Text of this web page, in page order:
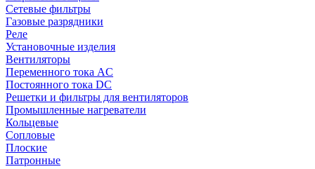
Сетевые фильтры
Газовые разрядники
Реле
Установочные изделия
Вентиляторы
Переменного тока AC
Постоянного тока DC
Решетки и фильтры для вентиляторов
Промышленные нагреватели
Кольцевые
Сопловые
Плоские
Патронные